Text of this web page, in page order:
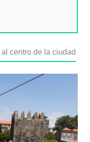
centro de la ciudad